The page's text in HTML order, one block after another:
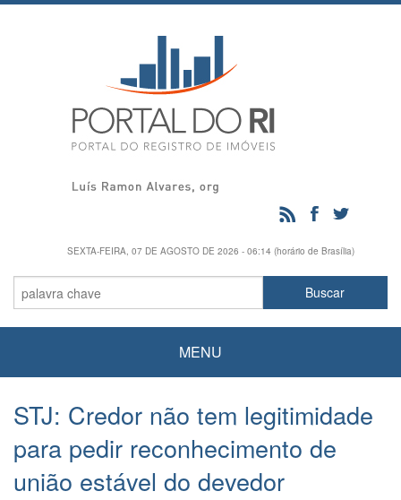
SEXTA-FEIRA, 07 DE AGOSTO DE 2026 - 06:14 (horário de Brasília)
MENU
STJ: Credor não tem legitimidade
para pedir reconhecimento de
união estável do devedor